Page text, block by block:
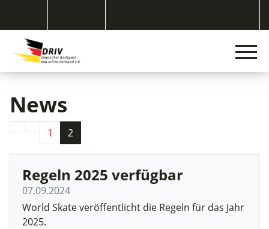
News
1 2
Regeln 2025 verfügbar
07.09.2024
World Skate veröffentlicht die Regeln für das Jahr
2025.